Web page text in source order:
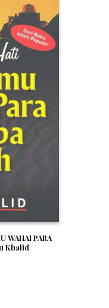
WAHAI PARA
Khalid